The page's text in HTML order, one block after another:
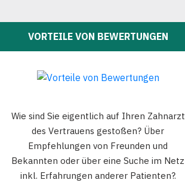
VORTEILE VON BEWERTUNGEN
Wie sind Sie eigentlich auf Ihren Zahnarzt
des Vertrauens gestoßen? Über
Empfehlungen von Freunden und
Bekannten oder über eine Suche im Netz
inkl. Erfahrungen anderer Patienten?.